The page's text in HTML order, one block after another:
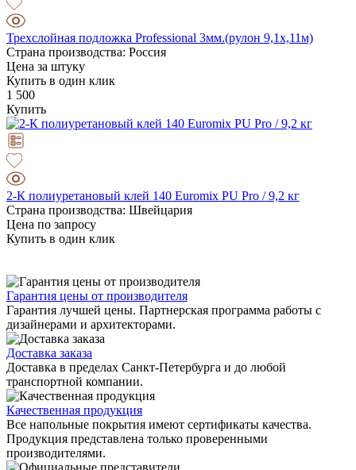
Трехслойная подложка Professional 3мм.(рулон 9,1х,11м)
Страна производства: Россия
Цена за штуку
Купить в один клик
1 500
Купить
2-К полиуретановый клей 140 Euromix PU Pro / 9,2 кг
Страна производства: Швейцария
Цена по запросу
Купить в один клик
Гарантия цены от производителя
Гарантия лучшей цены. Партнерская программа работы с
дизайнерами и архитекторами.
Доставка заказа
Доставка в пределах Санкт-Петербурга и до любой
транспортной компании.
Качественная продукция
Все напольные покрытия имеют сертификаты качества.
Продукция представлена только проверенными
производителями.